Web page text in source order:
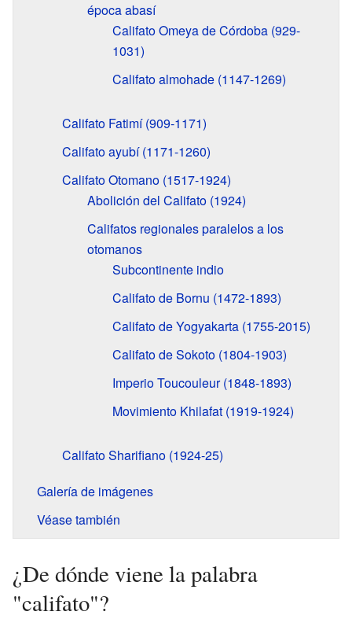
época abasí
Califato Omeya de Córdoba (929-
1031)
Califato almohade (1147-1269)
Califato Fatimí (909-1171)
Califato ayubí (1171-1260)
Califato Otomano (1517-1924)
Abolición del Califato (1924)
Califatos regionales paralelos a los
otomanos
Subcontinente indio
Califato de Bornu (1472-1893)
Califato de Yogyakarta (1755-2015)
Califato de Sokoto (1804-1903)
Imperio Toucouleur (1848-1893)
Movimiento Khilafat (1919-1924)
Califato Sharifiano (1924-25)
Galería de imágenes
Véase también
¿De dónde viene la palabra
"califato"?